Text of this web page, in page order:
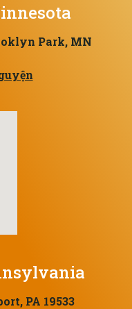
Park, MN
PA 19533